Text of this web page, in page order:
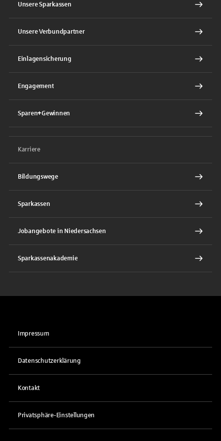
Unsere Sparkassen
Unsere Verbundpartner
Einlagensicherung
Engagement
Sparen+Gewinnen
Karriere
Bildungswege
Sparkassen
Jobangebote in Niedersachsen
Sparkassenakademie
Impressum
Datenschutzerklärung
Kontakt
Privatsphäre-Einstellungen